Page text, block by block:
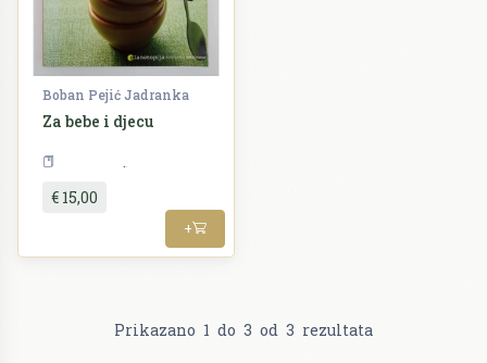
Boban Pejić Jadranka
Za bebe i djecu
€ 15,00
+
Prikazano 1 do 3 od 3 rezultata